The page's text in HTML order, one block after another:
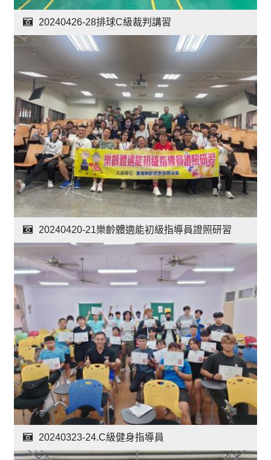
20240426-28排球C級裁判講習
20240420-21樂齡體適能初級指導員證照研習
20240323-24.C級健身指導員